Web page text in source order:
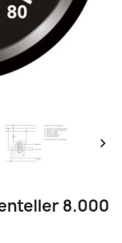

8.000